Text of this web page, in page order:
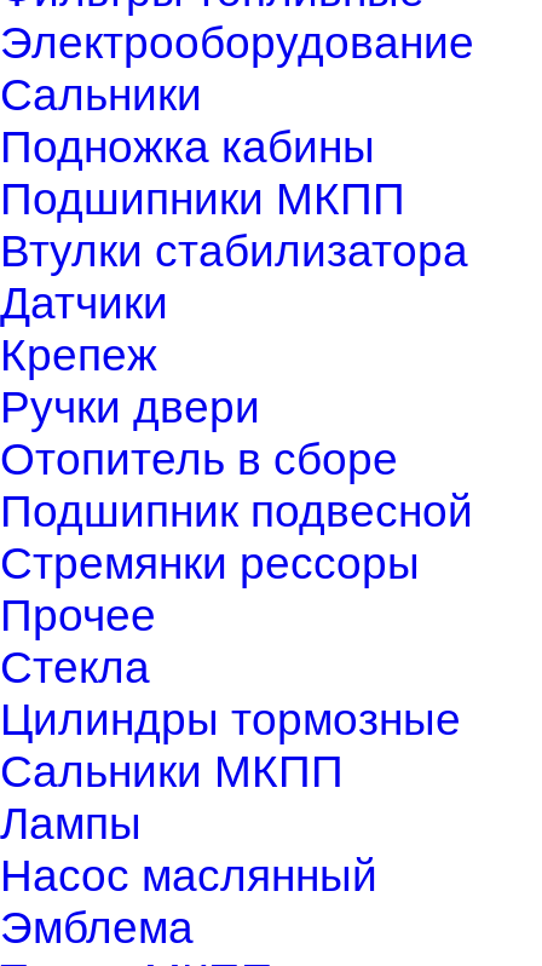
Электрооборудование
Сальники
Подножка кабины
Подшипники МКПП
Втулки стабилизатора
Датчики
Крепеж
Ручки двери
Отопитель в сборе
Подшипник подвесной
Стремянки рессоры
Прочее
Стекла
Цилиндры тормозные
Сальники МКПП
Лампы
Насос маслянный
Эмблема